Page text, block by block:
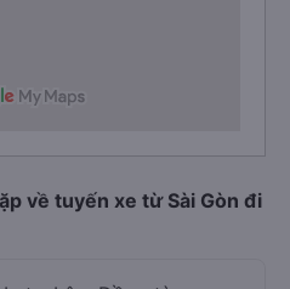
về tuyến xe từ Sài Gòn đi